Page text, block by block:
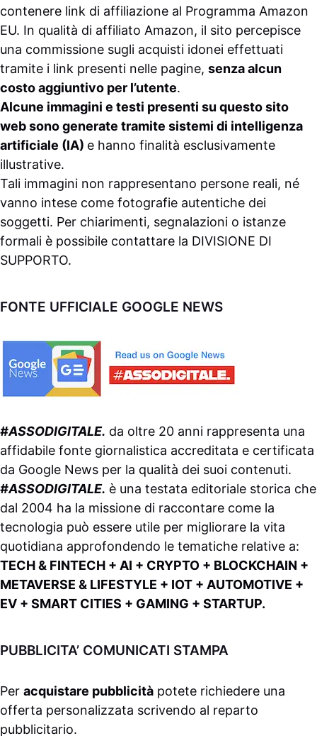
contenere link di affiliazione al Programma Amazon
EU. In qualità di affiliato Amazon, il sito percepisce
una commissione sugli acquisti idonei effettuati
tramite i link presenti nelle pagine, senza alcun
costo aggiuntivo per l’utente.
Alcune immagini e testi presenti su questo sito
web sono generate tramite sistemi di intelligenza
artificiale (IA) e hanno finalità esclusivamente
illustrative.
Tali immagini non rappresentano persone reali, né
vanno intese come fotografie autentiche dei
soggetti. Per chiarimenti, segnalazioni o istanze
formali è possibile contattare la DIVISIONE DI
SUPPORTO.
FONTE UFFICIALE GOOGLE NEWS
#ASSODIGITALE. da oltre 20 anni rappresenta una
affidabile fonte giornalistica accreditata e certificata
da Google News per la qualità dei suoi contenuti.
#ASSODIGITALE. è una testata editoriale storica che
dal 2004 ha la missione di raccontare come la
tecnologia può essere utile per migliorare la vita
quotidiana approfondendo le tematiche relative a:
TECH & FINTECH + AI + CRYPTO + BLOCKCHAIN +
METAVERSE & LIFESTYLE + IOT + AUTOMOTIVE +
EV + SMART CITIES + GAMING + STARTUP.
PUBBLICITA’ COMUNICATI STAMPA
Per acquistare pubblicità potete richiedere una
offerta personalizzata scrivendo al reparto
pubblicitario.